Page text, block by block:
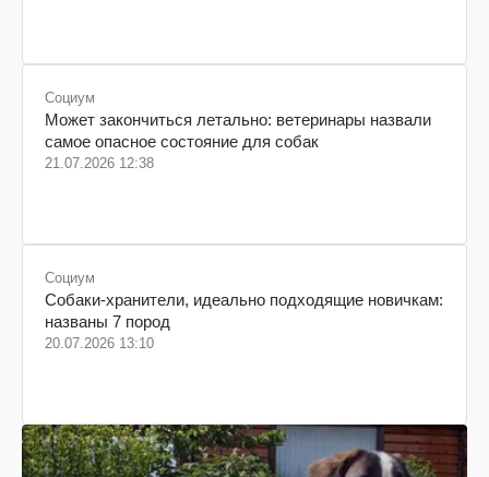
Социум
Может закончиться летально: ветеринары назвали
самое опасное состояние для собак
21.07.2026 12:38
Социум
Собаки-хранители, идеально подходящие новичкам:
названы 7 пород
20.07.2026 13:10